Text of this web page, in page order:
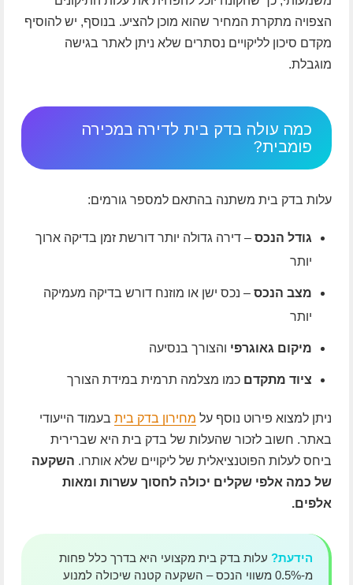
הצפויה מתקרת המחיר שהוא מוכן להציע. בנוסף, יש להוסיף
מקדם סיכון לליקויים נסתרים שלא ניתן לאתר בגישה
מוגבלת.
כמה עולה בדק בית לדירה במכירה
פומבית?
עלות בדק בית משתנה בהתאם למספר גורמים:
גודל הנכס– דירה גדולה יותר דורשת זמן בדיקה ארוך
יותר
מצב הנכס– נכס ישן או מוזנח דורש בדיקה מעמיקה
יותר
מיקום גאוגרפי והצורך בנסיעה
ציוד מתקדם כמו מצלמה תרמית במידת הצורך
ניתן למצוא פירוט נוסף על מחירון בדק ביתבעמוד הייעודי
באתר. חשוב לזכור שהעלות של בדק בית היא שברירית
ביחס לעלות הפוטנציאלית של ליקויים שלא אותרו. השקעה
של כמה אלפי שקלים יכולה לחסוך עשרות ומאות
אלפים.
הידעת?עלות בדק בית מקצועי היא בדרך כלל פחות
מ-0.5% משווי הנכס – השקעה קטנה שיכולה למנוע